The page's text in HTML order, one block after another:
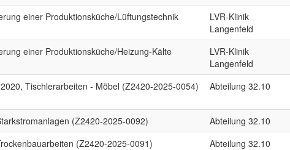
einer Produktionsküche/Lüftungstechnik
LVR-Klinik
Langenfeld
einer Produktionsküche/Heizung-Kälte
LVR-Klinik
Langenfeld
Tischlerarbeiten - Möbel (Z2420-2025-0054) Abteilung 32.10
(Z2420-2025-0092) Abteilung 32.10
(Z2420-2025-0091) Abteilung 32.10